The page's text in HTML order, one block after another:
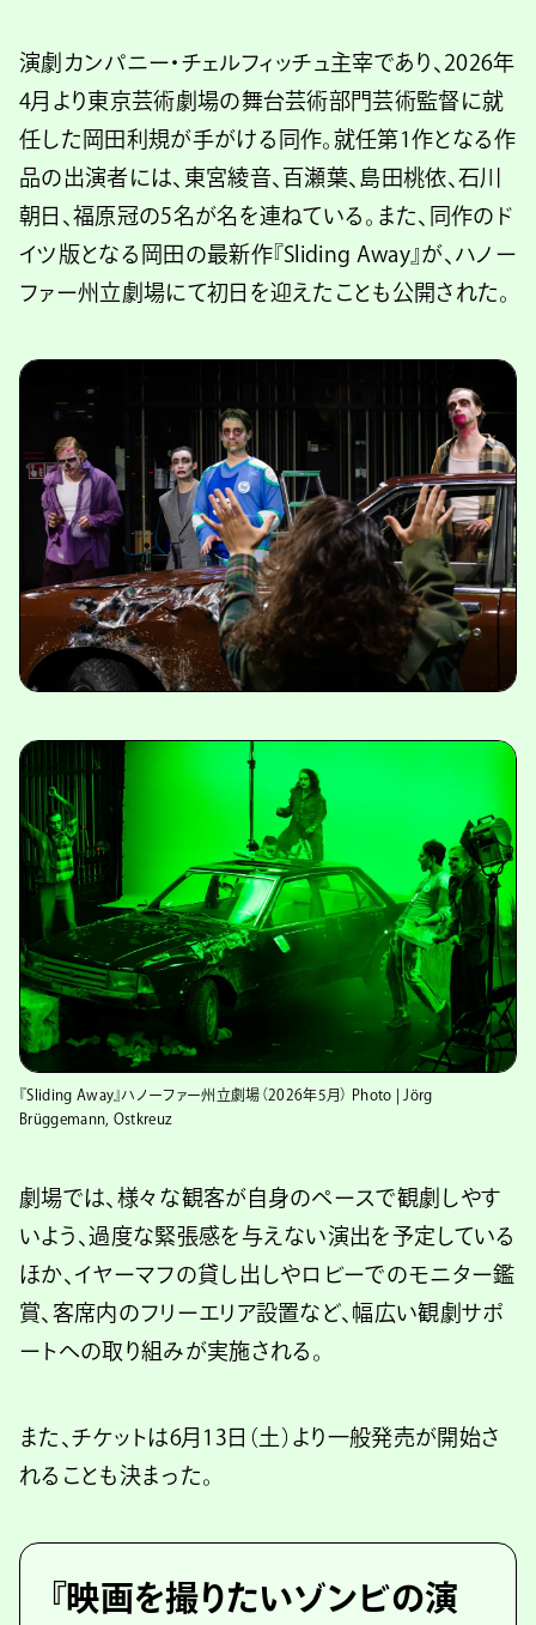
演劇カンパニー・チェルフィッチュ主宰であり、2026年
4月より東京芸術劇場の舞台芸術部門芸術監督に就
任した岡田利規が手がける同作。就任第1作となる作
品の出演者には、東宮綾音、百瀬葉、島田桃依、石川
朝日、福原冠の5名が名を連ねている。また、同作のド
イツ版となる岡田の最新作『Sliding Away』が、ハノー
ファー州立劇場にて初日を迎えたことも公開された。
『Sliding Away』ハノーファー州立劇場（2026年5月） Photo | Jörg
Brüggemann, Ostkreuz
劇場では、様々な観客が自身のペースで観劇しやす
いよう、過度な緊張感を与えない演出を予定している
ほか、イヤーマフの貸し出しやロビーでのモニター鑑
賞、客席内のフリーエリア設置など、幅広い観劇サポ
ートへの取り組みが実施される。
また、チケットは6月13日（土）より一般発売が開始さ
れることも決まった。
『映画を撮りたいゾンビの演